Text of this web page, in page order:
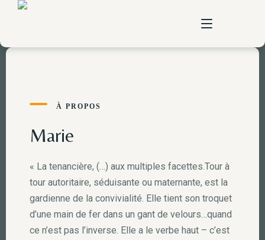
pizzas
carte
vente à emporter
contact
À PROPOS
Marie
« La tenancière, (…) aux multiples facettes.Tour à
tour autoritaire, séduisante ou maternante, est la
gardienne de la convivialité. Elle tient son troquet
d’une main de fer dans un gant de velours…quand
ce n’est pas l’inverse. Elle a le verbe haut – c’est